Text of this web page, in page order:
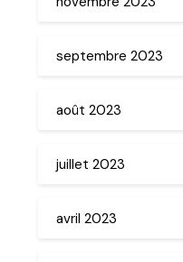
septembre 2023
août 2023
juillet 2023
avril 2023